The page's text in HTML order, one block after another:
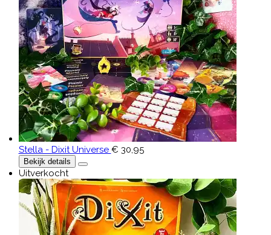
Stella - Dixit Universe € 30,95
Bekijk details
Uitverkocht